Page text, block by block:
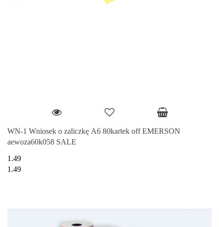
WN-1 Wniosek o zaliczkę A6 80kartek off EMERSON
aewoza60k058 SALE
1.49
1.49